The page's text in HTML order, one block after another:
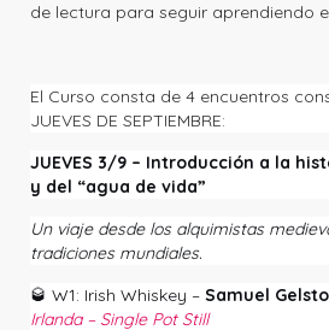
de lectura para seguir aprendiendo
El Curso consta de 4 encuentros
JUEVES DE SEPTIEMBRE:
JUEVES 3/9 – Introducción a la
y del “agua de vida”
Un viaje desde los alquimistas
tradiciones mundiales.
🥃 W1: Irish Whiskey – Samuel
Irlanda – Single Pot Still